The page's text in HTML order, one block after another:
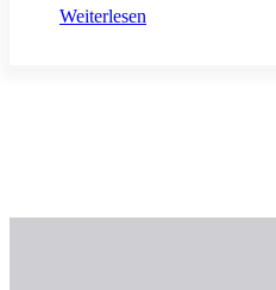
Weiterlesen